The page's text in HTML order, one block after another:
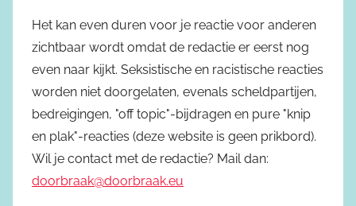
Het kan even duren voor je reactie voor anderen
zichtbaar wordt omdat de redactie er eerst nog
even naar kijkt. Seksistische en racistische reacties
worden niet doorgelaten, evenals scheldpartijen,
bedreigingen, "off topic"-bijdragen en pure "knip
en plak"-reacties (deze website is geen prikbord).
Wil je contact met de redactie? Mail dan:
doorbraak@doorbraak.eu